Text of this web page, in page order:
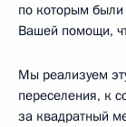
по которым
Вашей помощи,
Мы реализуем
переселения, к
за квадратный